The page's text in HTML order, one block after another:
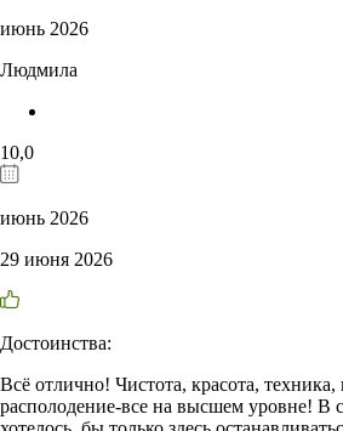
июнь 2026
Людмила
10,0
июнь 2026
29 июня 2026
Достоинства:
Всё отлично! Чистота, красота, техника,
располодение-все на высшем уровне! В